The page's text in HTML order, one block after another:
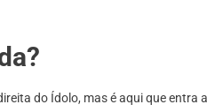
E
do Ídolo, mas é aqui que entra